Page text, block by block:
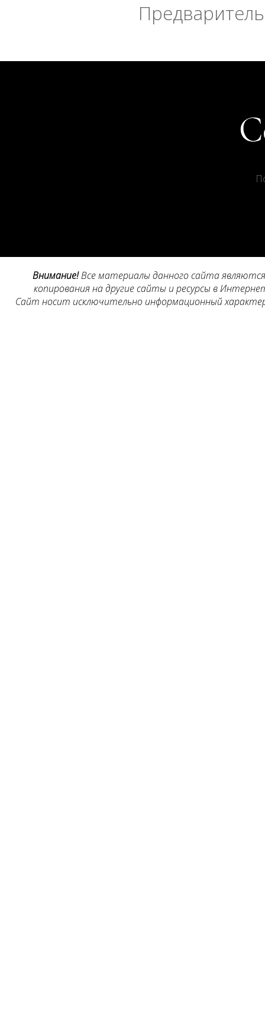
Внимание!Все материалы данного сайта
копирования на другие сайты и ресурсы в
Сайт носит исключительно информационный